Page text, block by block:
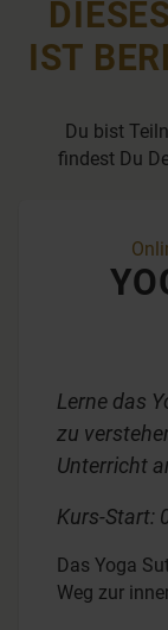
seconds
IST
Du bist
findest Du
Lerne das
zu
Unterricht
Kurs-Start:
Das Yoga
Weg zur